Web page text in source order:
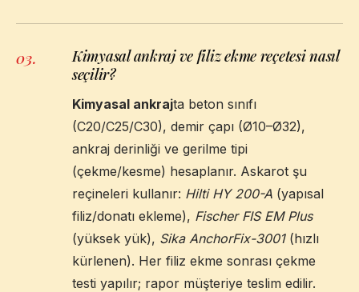
03.
Kimyasal ankraj ve filiz ekme reçetesi nasıl
seçilir?
Kimyasal ankrajta beton sınıfı
(C20/C25/C30), demir çapı (Ø10–Ø32),
ankraj derinliği ve gerilme tipi
(çekme/kesme) hesaplanır. Askarot şu
reçineleri kullanır: Hilti HY 200-A (yapısal
filiz/donatı ekleme), Fischer FIS EM Plus
(yüksek yük), Sika AnchorFix-3001(hızlı
kürlenen). Her filiz ekme sonrası çekme
testi yapılır; rapor müşteriye teslim edilir.